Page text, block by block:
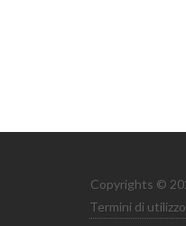
Copyrights ©
Termini di utilizzo